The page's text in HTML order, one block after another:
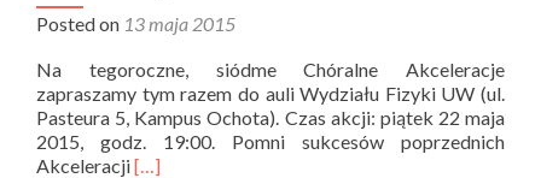
Posted on 13 maja 2015
Na tegoroczne, siódme Chóralne Akceleracje
zapraszamy tym razem do auli Wydziału Fizyki UW (ul.
Pasteura 5, Kampus Ochota). Czas akcji: piątek 22 maja
2015, godz. 19:00. Pomni sukcesów poprzednich
AkceleracjiRead
[…]